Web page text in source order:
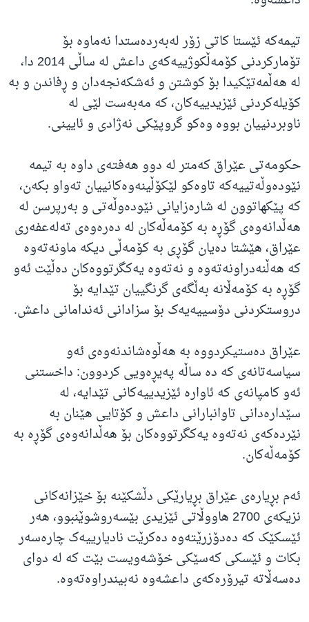
تیمەکە ئێستا کاتی زۆر لەبەردەستدا نەماوە بۆ
تۆمارکردنی کۆمەڵکوژییەکەی داعش لە ساڵی 2014 دا،
لە هەڵمەتێکیدا بۆ کوشتن و ئەشکەنجەدان و ڕفاندن و بە
کۆیلەکردنی ئێزیدییەکان، کە مەبەست لێی لە
ناوبردنییان بووە وەکو گروپێکی نەژادی و ئایینی.
حکومەتی عێراق کەمتر لە دوو هەفتەی داوە بە تیمە
نێودەوڵەتییەکە تاوەکو لێکۆڵینەوەکانییان تەواو بکەن،
کە پێکهاتوون لە شارەزایانی نێودەوڵەتی و بەرپرسن لە
هەڵدانەوەی گۆڕە بە کۆمەڵەکان لە دەرەوەی تەلەعفەری
عێراق، هێشتا دەیان گۆڕی بە کۆمەڵی دیکە ماونەتەوە
کە هەڵنەدراونەتەوە و نەتەوە یەکگرتووەکان دەڵێت ئەو
گۆڕە بە کۆمەڵانە بەڵگەی گرنگییان تێدایە بۆ
دروستکردنی دۆسییەیەک بۆ سزادانی ئەندامانی داعش.
عێراق دەستیکردووە بە هەڵوەشاندنەوەی ئەو
سیاسەتانەی کە دە ساڵە پەیڕەویی کردوون: داخستنی
ئەو کامپانەی کە ئاوارە ئێزیدییەکانی تێدایە، لە
سێدارەدانی تاوانبارانی داعش و کۆتایی هێنان بە
نێردەکەی نەتەوە یەکگرتووەکان بۆ هەڵدانەوەی گۆڕە بە
کۆمەڵەکان.
ئەم بڕیارەی عێراق بڕیارێکی دڵشکێنە بۆ خێزانەکانی
نزیکەی 2700 هاووڵاتی ئێزیدی بێسەروشوێنبوو، هەر
ئێسکێک کە دەدۆزرێتەوە دەکرێت نادیارییەک چارەسەر
بکات و ئێسکی کەسێکی خۆشەویست بێت کە لە دوای
دەسەڵاتە تیرۆرەکەی داعشەوە نەبیندراوەتەوە.